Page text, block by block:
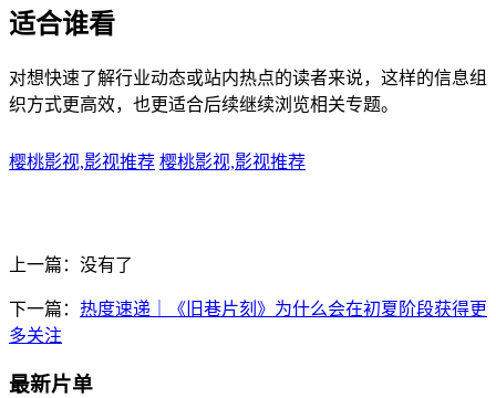
适合谁看
对想快速了解行业动态或站内热点的读者来说，这样的信息组
织方式更高效，也更适合后续继续浏览相关专题。
樱桃影视,影视推荐 樱桃影视,影视推荐
上一篇：没有了
下一篇： 热度速递｜《旧巷片刻》为什么会在初夏阶段获得更
多关注
最新片单